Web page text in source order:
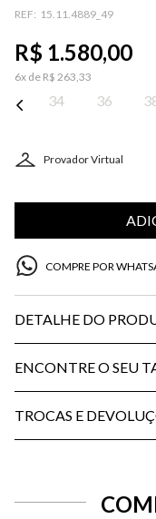
: 15.11.4889_49
R$ 1.580,00
6x de R$ 263,33
34 36
Provador Virtual
COMPRE POR
DETALHE DO
ENCONTRE O SEU
TROCAS E